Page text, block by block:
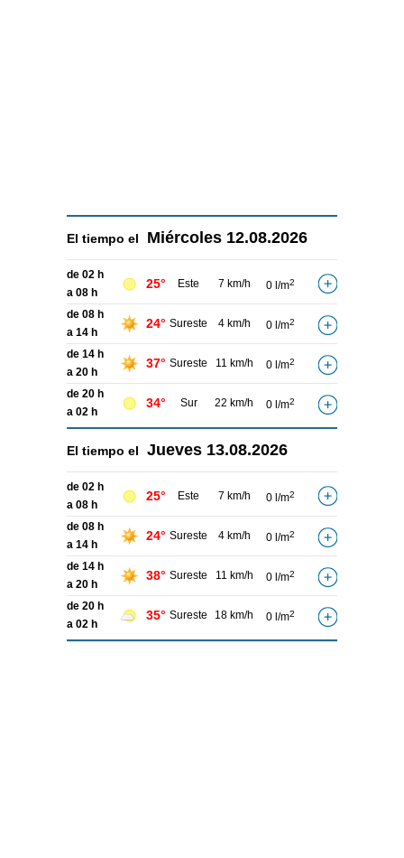
El tiempo el Miércoles 12.08.2026
de 02 h
a 08 h
25° Este 7 km/h 0 l/m2
de 08 h
a 14 h
24° Sureste 4 km/h 0 l/m2
de 14 h
a 20 h
37° Sureste 11 km/h 0 l/m2
de 20 h
a 02 h
34° Sur 22 km/h 0 l/m2
El tiempo el Jueves 13.08.2026
de 02 h
a 08 h
25° Este 7 km/h 0 l/m2
de 08 h
a 14 h
24° Sureste 4 km/h 0 l/m2
de 14 h
a 20 h
38° Sureste 11 km/h 0 l/m2
de 20 h
a 02 h
35° Sureste 18 km/h 0 l/m2